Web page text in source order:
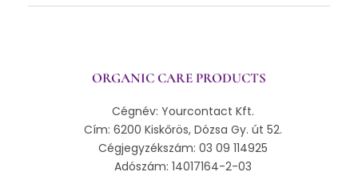
ORGANIC CARE PRODUCTS
Cégnév: Yourcontact Kft.
Cím: 6200 Kiskőrös, Dózsa Gy. út 52.
Cégjegyzékszám: 03 09 114925
Adószám: 14017164-2-03